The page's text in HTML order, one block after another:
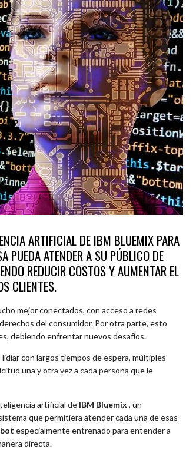
ARTIFICIAL DE IBM BLUEMIX PARA
PUEDA ATENDER A SU PÚBLICO DE
REDUCIR COSTOS Y AUMENTAR EL
CLIENTES.
mejor conectados, con acceso a redes
del consumidor. Por otra parte, esto
debiendo enfrentar nuevos desafíos.
con largos tiempos de espera, múltiples
una y otra vez a cada persona que le
artificial de IBM Bluemix , un
que permitiera atender cada una de esas
especialmente entrenado para entender a
directa.